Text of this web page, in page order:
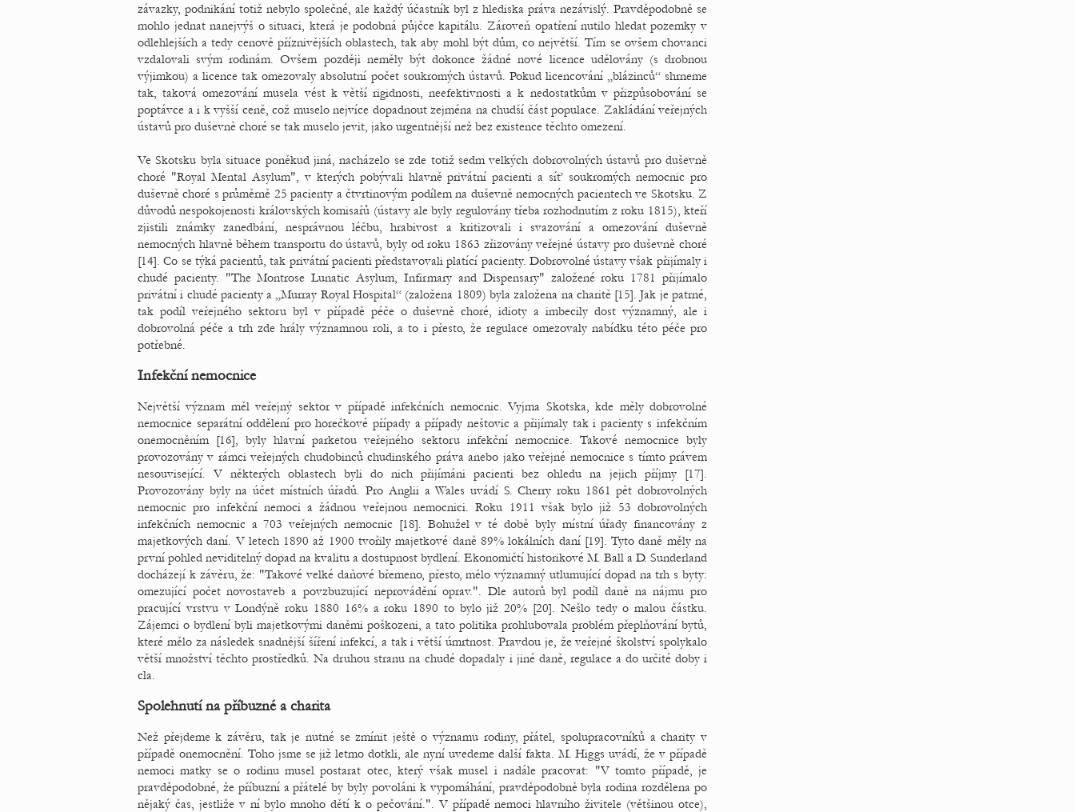
závazky, podnikání totiž nebylo společné, ale každý účastník byl z hlediska práva nezávislý. Pravděpodobně se
mohlo jednat nanejvýš o situaci, která je podobná půjčce kapitálu. Zároveň opatření nutilo hledat pozemky v
odlehlejších a tedy cenově příznivějších oblastech, tak aby mohl být dům, co největší. Tím se ovšem chovanci
vzdalovali svým rodinám. Ovšem později neměly být dokonce žádné nové licence udělovány (s drobnou
výjimkou) a licence tak omezovaly absolutní počet soukromých ústavů. Pokud licencování „blázinců“ shrneme
tak, taková omezování musela vést k větší rigidnosti, neefektivnosti a k nedostatkům v přizpůsobování se
poptávce a i k vyšší ceně, což muselo nejvíce dopadnout zejména na chudší část populace. Zakládání veřejných
ústavů pro duševně choré se tak muselo jevit, jako urgentnější než bez existence těchto omezení.
Ve Skotsku byla situace poněkud jiná, nacházelo se zde totiž sedm velkých dobrovolných ústavů pro duševně
choré "Royal Mental Asylum", v kterých pobývali hlavně privátní pacienti a síť soukromých nemocnic pro
duševně choré s průměrně 25 pacienty a čtvrtinovým podílem na duševně nemocných pacientech ve Skotsku. Z
důvodů nespokojenosti královských komisařů (ústavy ale byly regulovány třeba rozhodnutím z roku 1815), kteří
zjistili známky zanedbání, nesprávnou léčbu, hrabivost a kritizovali i svazování a omezování duševně
nemocných hlavně během transportu do ústavů, byly od roku 1863 zřizovány veřejné ústavy pro duševně choré
[14]. Co se týká pacientů, tak privátní pacienti představovali platící pacienty. Dobrovolné ústavy však přijímaly i
chudé pacienty. "The Montrose Lunatic Asylum, Infirmary and Dispensary" založené roku 1781 přijímalo
privátní i chudé pacienty a „Murray Royal Hospital“ (založena 1809) byla založena na charitě [15]. Jak je patrné,
tak podíl veřejného sektoru byl v případě péče o duševně choré, idioty a imbecily dost významný, ale i
dobrovolná péče a trh zde hrály významnou roli, a to i přesto, že regulace omezovaly nabídku této péče pro
potřebné.
Infekční nemocnice
Největší význam měl veřejný sektor v případě infekčních nemocnic. Vyjma Skotska, kde měly dobrovolné
nemocnice separátní oddělení pro horečkové případy a případy neštovic a přijímaly tak i pacienty s infekčním
onemocněním [16], byly hlavní parketou veřejného sektoru infekční nemocnice. Takové nemocnice byly
provozovány v rámci veřejných chudobinců chudinského práva anebo jako veřejné nemocnice s tímto právem
nesouvisející. V některých oblastech byli do nich přijímáni pacienti bez ohledu na jejich příjmy [17].
Provozovány byly na účet místních úřadů. Pro Anglii a Wales uvádí S. Cherry roku 1861 pět dobrovolných
nemocnic pro infekční nemoci a žádnou veřejnou nemocnici. Roku 1911 však bylo již 53 dobrovolných
infekčních nemocnic a 703 veřejných nemocnic [18]. Bohužel v té době byly místní úřady financovány z
majetkových daní. V letech 1890 až 1900 tvořily majetkové daně 89% lokálních daní [19]. Tyto daně měly na
první pohled neviditelný dopad na kvalitu a dostupnost bydlení. Ekonomičtí historikové M. Ball a D. Sunderland
docházejí k závěru, že: "Takové velké daňové břemeno, přesto, mělo významný utlumující dopad na trh s byty:
omezující počet novostaveb a povzbuzující neprovádění oprav.". Dle autorů byl podíl daně na nájmu pro
pracující vrstvu v Londýně roku 1880 16% a roku 1890 to bylo již 20% [20]. Nešlo tedy o malou částku.
Zájemci o bydlení byli majetkovými daněmi poškozeni, a tato politika prohlubovala problém přeplňování bytů,
které mělo za následek snadnější šíření infekcí, a tak i větší úmrtnost. Pravdou je, že veřejné školství spolykalo
větší množství těchto prostředků. Na druhou stranu na chudé dopadaly i jiné daně, regulace a do určité doby i
cla.
Spolehnutí na příbuzné a charita
Než přejdeme k závěru, tak je nutné se zmínit ještě o významu rodiny, přátel, spolupracovníků a charity v
případě onemocnění. Toho jsme se již letmo dotkli, ale nyní uvedeme další fakta. M. Higgs uvádí, že v případě
nemoci matky se o rodinu musel postarat otec, který však musel i nadále pracovat: "V tomto případě, je
pravděpodobné, že příbuzní a přátelé by byly povoláni k vypomáhání, pravděpodobně byla rodina rozdělena po
nějaký čas, jestliže v ní bylo mnoho dětí k o pečování.". V případě nemoci hlavního živitele (většinou otce),